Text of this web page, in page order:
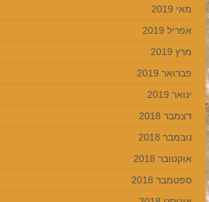
מאי 2019
אפריל 2019
מרץ 2019
פברואר 2019
ינואר 2019
דצמבר 2018
נובמבר 2018
אוקטובר 2018
ספטמבר 2018